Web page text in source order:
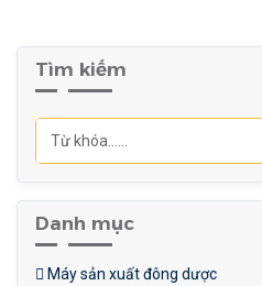
vận hành.
Đảm bảo chất lượng bao
phủ đồng đều: Máy
BY1000 giúp tạo lớp phủ
sản phẩm
Tìm kiếm
Danh mục
Máy sản xuất đông dược